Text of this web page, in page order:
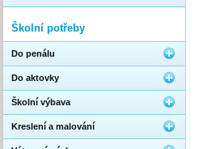
Školní potřeby
Do penálu
Do aktovky
Školní výbava
Kreslení a malování